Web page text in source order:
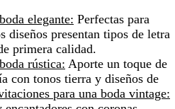
elegante: Perfectas para
diseños presentan tipos de letra
primera calidad.
rústica: Aporte un toque de
con tonos tierra y diseños de
para una boda vintage: